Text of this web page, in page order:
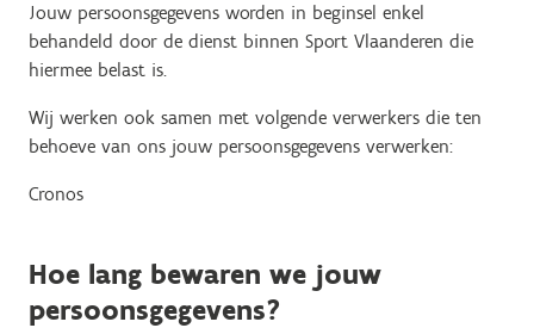
Jouw persoonsgegevens worden in beginsel enkel
behandeld door de dienst binnen Sport Vlaanderen die
hiermee belast is.
Wij werken ook samen met volgende verwerkers die ten
behoeve van ons jouw persoonsgegevens verwerken:
Cronos
Hoe lang bewaren we jouw
persoonsgegevens?